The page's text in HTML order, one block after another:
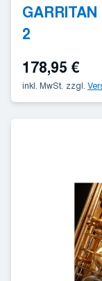
2
178,95 €
inkl. MwSt. zzgl.